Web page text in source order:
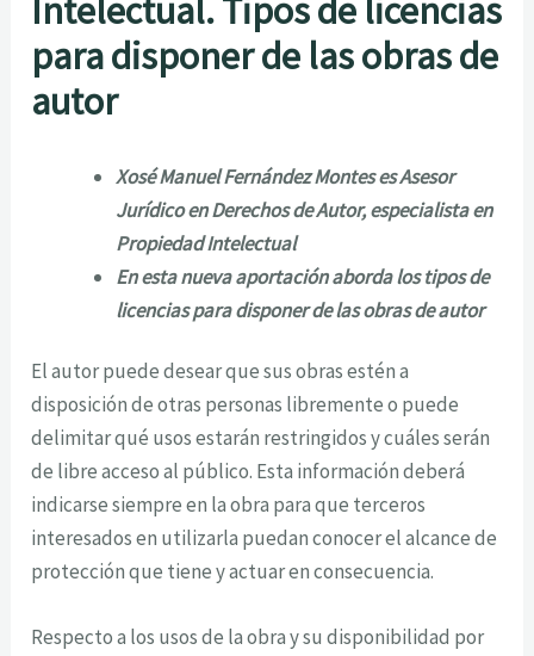
Intelectual. Tipos de licencias
para disponer de las obras de
autor
Xosé Manuel Fernández Montes es Asesor
Jurídico en Derechos de Autor, especialista en
Propiedad Intelectual
En esta nueva aportación aborda lostipos de
licencias para disponer de las obras de autor
El autor puede desear que sus obras estén a
disposición de otras personas libremente o puede
delimitar qué usos estarán restringidos y cuáles serán
de libre acceso al público. Esta información deberá
indicarse siempre en la obra para que terceros
interesados en utilizarla puedan conocer el alcance de
protección que tiene y actuar en consecuencia.
Respecto a los usos de la obra y su disponibilidad por